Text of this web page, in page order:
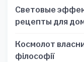
Световые
рецепты для
Космолот
філософії